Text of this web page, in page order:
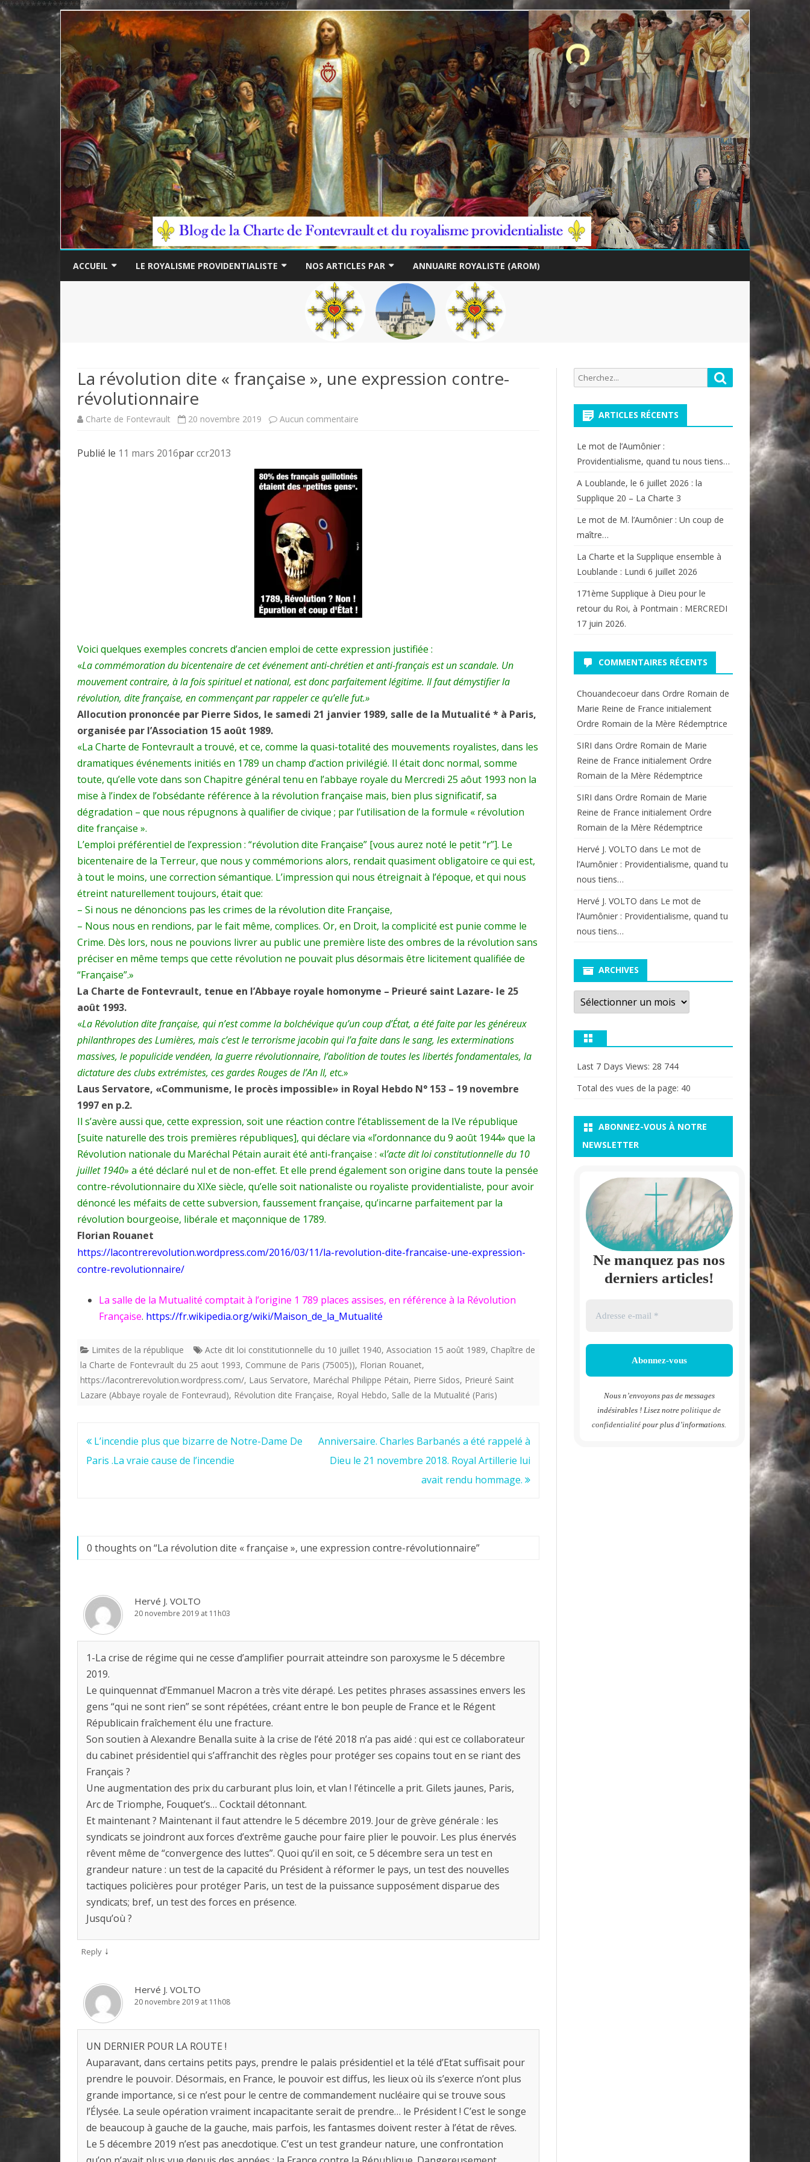
/****************************************************/
to
ACCUEIL LE ROYALISME PROVIDENTIALISTE
QUIÉTISME?
NOS ARTICLES PAR
THÉME
AUTEUR
ANNUAIRE ROYALISTE (AROM)
La révolution dite « française », une expression contre-
révolutionnaire
Charte de Fontevrault 20 novembre 2019 Aucun commentaire
expression
Publié le 11 mars 2016parccr2013
Voici quelques exemples concrets d’ancien emploi de cette expression justifiée :
«La commémoration du bicentenaire de cet événement anti-chrétien et anti-français est un scandale. Un
mouvement contraire, à la fois spirituel et national, est donc parfaitement légitime. Il faut démystifier la
révolution, dite française, en commençant par rappeler ce qu’elle fut.»
Allocution prononcée par Pierre Sidos, le samedi 21 janvier 1989, salle de la Mutualité * à Paris,
organisée par l’Association 15 août 1989.
«La Charte de Fontevrault a trouvé, et ce, comme la quasi-totalité des mouvements royalistes, dans les
dramatiques événements initiés en 1789 un champ d’action privilégié. Il était donc normal, somme
toute, qu’elle vote dans son Chapitre général tenu en l’abbaye royale du Mercredi 25 aôut 1993 non la
mise à l’index de l’obsédante référence à la révolution française mais, bien plus significatif, sa
dégradation – que nous répugnons à qualifier de civique ; par l’utilisation de la formule « révolution
dite française ».
L’emploi préférentiel de l’expression : “révolution dite Française” [vous aurez noté le petit “r”]. Le
bicentenaire de la Terreur, que nous y commémorions alors, rendait quasiment obligatoire ce qui est,
à tout le moins, une correction sémantique. L’impression qui nous étreignait à l’époque, et qui nous
étreint naturellement toujours, était que:
– Si nous ne dénoncions pas les crimes de la révolution dite Française,
– Nous nous en rendions, par le fait même, complices. Or, en Droit, la complicité est punie comme le
Crime. Dès lors, nous ne pouvions livrer au public une première liste des ombres de la révolution sans
préciser en même temps que cette révolution ne pouvait plus désormais être licitement qualifiée de
“Française”.»
La Charte de Fontevrault, tenue en l’Abbaye royale homonyme – Prieuré saint Lazare- le 25
août 1993.
«La Révolution dite française, qui n’est comme la bolchévique qu’un coup d’État, a été faite par les généreux
philanthropes des Lumières, mais c’est le terrorisme jacobin qui l’a faite dans le sang, les exterminations
massives, le populicide vendéen, la guerre révolutionnaire, l’abolition de toutes les libertés fondamentales, la
dictature des clubs extrémistes, ces gardes Rouges de l’An II, etc.»
Laus Servatore, «Communisme, le procès impossible» in Royal Hebdo N° 153 – 19 novembre
1997 en p.2.
Il s’avère aussi que, cette expression, soit une réaction contre l’établissement de la IVe république
[suite naturelle des trois premières républiques], qui déclare via «l’ordonnance du 9 août 1944» que la
Révolution nationale du Maréchal Pétain aurait été anti-française : «l’acte dit loi constitutionnelle du 10
juillet 1940» a été déclaré nul et de non-effet. Et elle prend également son origine dans toute la pensée
contre-révolutionnaire du XIXe siècle, qu’elle soit nationaliste ou royaliste providentialiste, pour avoir
dénoncé les méfaits de cette subversion, faussement française, qu’incarne parfaitement par la
révolution bourgeoise, libérale et maçonnique de 1789.
Florian Rouanet
https://lacontrerevolution.wordpress.com/2016/03/11/la-revolution-dite-francaise-une-expression-
contre-revolutionnaire/
La salle de la Mutualité comptait à l’origine 1 789 places assises, en référence à la Révolution
Française. https://fr.wikipedia.org/wiki/Maison_de_la_Mutualité
Limites de la république Acte dit loi constitutionnelle du 10 juillet 1940, Association 15 août 1989, Chapître de
la Charte de Fontevrault du 25 aout 1993, Commune de Paris (75005)), Florian Rouanet,
https://lacontrerevolution.wordpress.com/, Laus Servatore, Maréchal Philippe Pétain, Pierre Sidos, Prieuré Saint
Lazare (Abbaye royale de Fontevraud), Révolution dite Française, Royal Hebdo, Salle de la Mutualité (Paris)
Navigation
de
L’incendie plus que bizarre de Notre-Dame De
Paris .La vraie cause de l’incendie
Anniversaire. Charles Barbanés a été rappelé à
Dieu le 21 novembre 2018. Royal Artillerie lui
avait rendu hommage.
0 thoughts on “La révolution dite « française », une expression contre-révolutionnaire”
Hervé J. VOLTO
20 novembre 2019 at 11h03
1-La crise de régime qui ne cesse d’amplifier pourrait atteindre son paroxysme le 5 décembre
2019.
Le quinquennat d’Emmanuel Macron a très vite dérapé. Les petites phrases assassines envers les
gens “qui ne sont rien” se sont répétées, créant entre le bon peuple de France et le Régent
Républicain fraîchement élu une fracture.
Son soutien à Alexandre Benalla suite à la crise de l’été 2018 n’a pas aidé : qui est ce collaborateur
du cabinet présidentiel qui s’affranchit des règles pour protéger ses copains tout en se riant des
Français ?
Une augmentation des prix du carburant plus loin, et vlan ! l’étincelle a prit. Gilets jaunes, Paris,
Arc de Triomphe, Fouquet’s… Cocktail détonnant.
Et maintenant ? Maintenant il faut attendre le 5 décembre 2019. Jour de grève générale : les
syndicats se joindront aux forces d’extrême gauche pour faire plier le pouvoir. Les plus énervés
rêvent même de “convergence des luttes”. Quoi qu’il en soit, ce 5 décembre sera un test en
grandeur nature : un test de la capacité du Président à réformer le pays, un test des nouvelles
tactiques policières pour protéger Paris, un test de la puissance supposément disparue des
syndicats; bref, un test des forces en présence.
Jusqu’où ?
Reply ↓
Hervé J. VOLTO
20 novembre 2019 at 11h08
UN DERNIER POUR LA ROUTE !
Auparavant, dans certains petits pays, prendre le palais présidentiel et la télé d’Etat suffisait pour
prendre le pouvoir. Désormais, en France, le pouvoir est diffus, les lieux où ils s’exerce n’ont plus
grande importance, si ce n’est pour le centre de commandement nucléaire qui se trouve sous
l’Élysée. La seule opération vraiment incapacitante serait de prendre… le Président ! C’est le songe
de beaucoup à gauche de la gauche, mais parfois, les fantasmes doivent rester à l’état de rêves.
Le 5 décembre 2019 n’est pas anecdotique. C’est un test grandeur nature, une confrontation
Recherche
pour:
Rechercher
ARTICLES RÉCENTS
Le mot de l’Aumônier :
Providentialisme, quand tu nous tiens…
A Loublande, le 6 juillet 2026 : la
Supplique 20 – La Charte 3
Le mot de M. l’Aumônier : Un coup de
maître…
La Charte et la Supplique ensemble à
Loublande : Lundi 6 juillet 2026
171ème Supplique à Dieu pour le
retour du Roi, à Pontmain : MERCREDI
17 juin 2026.
COMMENTAIRES RÉCENTS
Chouandecoeurdans Ordre Romain de
Marie Reine de France initialement
Ordre Romain de la Mère Rédemptrice
SIRI dans Ordre Romain de Marie
Reine de France initialement Ordre
Romain de la Mère Rédemptrice
SIRI dans Ordre Romain de Marie
Reine de France initialement Ordre
Romain de la Mère Rédemptrice
Hervé J. VOLTO dans Le mot de
l’Aumônier : Providentialisme, quand tu
nous tiens…
Hervé J. VOLTO dans Le mot de
l’Aumônier : Providentialisme, quand tu
nous tiens…
ARCHIVES
Archives
Last 7 Days Views: 28 744
Total des vues de la page: 40
ABONNEZ-VOUS À NOTRE
NEWSLETTER
Ne manquez pas nos
derniers articles!
Nous n’envoyons pas de messages
indésirables ! Lisez notrepolitique de
confidentialité pour plus d’informations.